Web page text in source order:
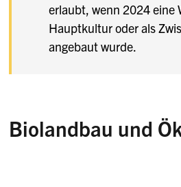
erlaubt, wenn 2024 eine
Hauptkultur oder als
angebaut wurde.
Biolandbau und